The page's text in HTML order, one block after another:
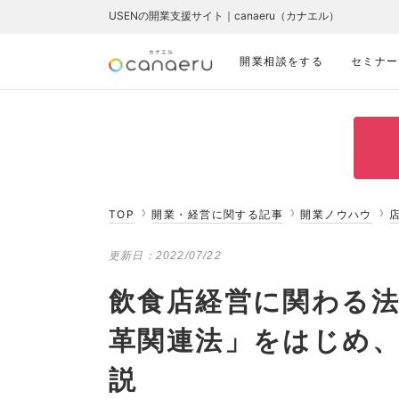
開業相談をする セミナ
USENの開業支援サイト｜canaeru（カナエル）
TOP 開業・経営に関する記事 開業ノウハウ
更新日： 2022/07/22
飲食店経営に関わる
革関連法」をはじめ
説